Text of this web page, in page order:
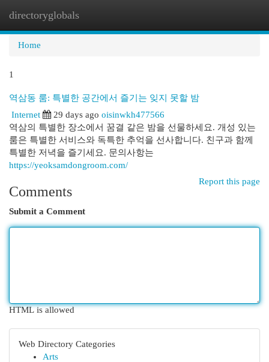
directoryglobals
Home
1
역삼동 룸: 특별한 공간에서 즐기는 잊지 못할 밤
Internet
29 days ago oisinwkh477566
역삼의 특별한 장소에서 꿈결 같은 밤을 선물하세요. 개성 있는
룸은 특별한 서비스와 독특한 추억을 선사합니다. 친구과 함께
특별한 저녁을 즐기세요. 문의사항는
https://yeoksamdongroom.com/
Report this page
Comments
Submit a Comment
HTML is allowed
Web Directory Categories
Arts